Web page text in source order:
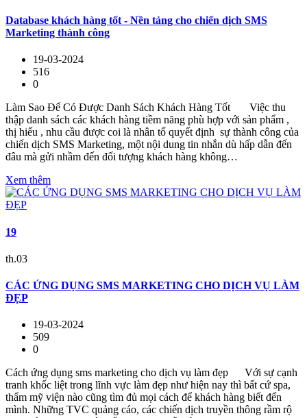
Database khách hàng tốt - Nền tảng cho chiến dịch SMS
Marketing thành công
19-03-2024
516
0
Làm Sao Để Có Được Danh Sách Khách Hàng Tốt Việc thu
thập danh sách các khách hàng tiềm năng phù hợp với sản phẩm ,
thị hiếu , nhu cầu được coi là nhân tố quyết định sự thành công của
chiến dịch SMS Marketing, một nội dung tin nhắn dù hấp dẫn đến
đâu mà gửi nhầm đến đối tượng khách hàng không…
Xem thêm
19
th.03
CÁC ỨNG DỤNG SMS MARKETING CHO DỊCH VỤ LÀM
ĐẸP
19-03-2024
509
0
Cách ứng dụng sms marketing cho dịch vụ làm đẹp Với sự cạnh
tranh khốc liệt trong lĩnh vực làm đẹp như hiện nay thì bất cứ spa,
thẩm mỹ viện nào cũng tìm đủ mọi cách để khách hàng biết đến
mình. Những TVC quảng cáo, các chiến dịch truyền thông rầm rộ